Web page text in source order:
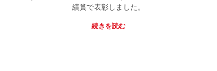
績賞で表彰しました。
続きを読む